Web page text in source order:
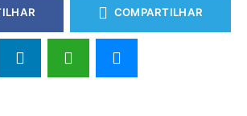
COMPARTILHAR